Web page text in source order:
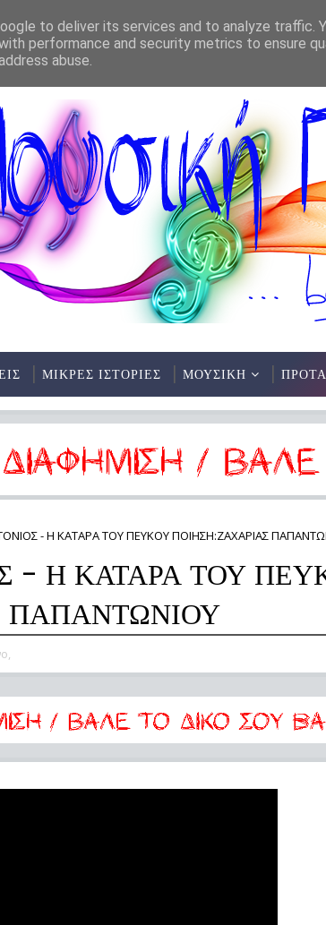
ΜΙΚΡΕΣ ΙΣΤΟΡΙΕΣ ΜΟΥΣΙΚΗ
- Η ΚΑΤΑΡΑ ΤΟΥ ΠΕΥΚΟΥ ΠΟΙΗΣΗ:ΖΑΧΑΡΙΑΣ
- Η ΚΑΤΑΡΑ ΤΟΥ
ΠΑΠΑΝΤΩΝΙΟΥ
to deliver its services and to analyze traffic.
performance and security metrics to ensure
abuse.